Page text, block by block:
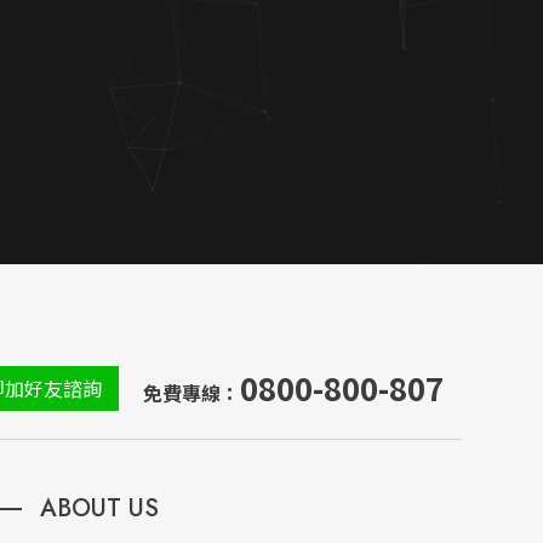
好友諮詢 免費專線： 0800-800-807
ABOUT US